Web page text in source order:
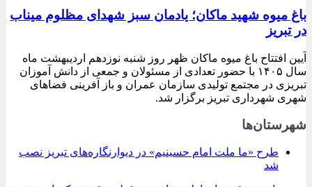
باغ میوه شهید ماکان؛ یادمان سبز شهدای مظلوم میناب
در تبریز
آیین افتتاح باغ میوه ماکان ظهر روز شنبه نوزدهم اردیبهشت ماه
سال ۱۴۰۵ با حضور تعدادی از مسئولان و جمعی از دانش آموزان
تبریزی در مجتمع تولیدی سازمان عمران و باز آفرینی فضاهای
شهری شهرداری تبریز برگزار شد.
شهرستان‌ها
طرح «ما ملت امام حسینیم» در دیوارنگاره‌های تبریز نصب
شد